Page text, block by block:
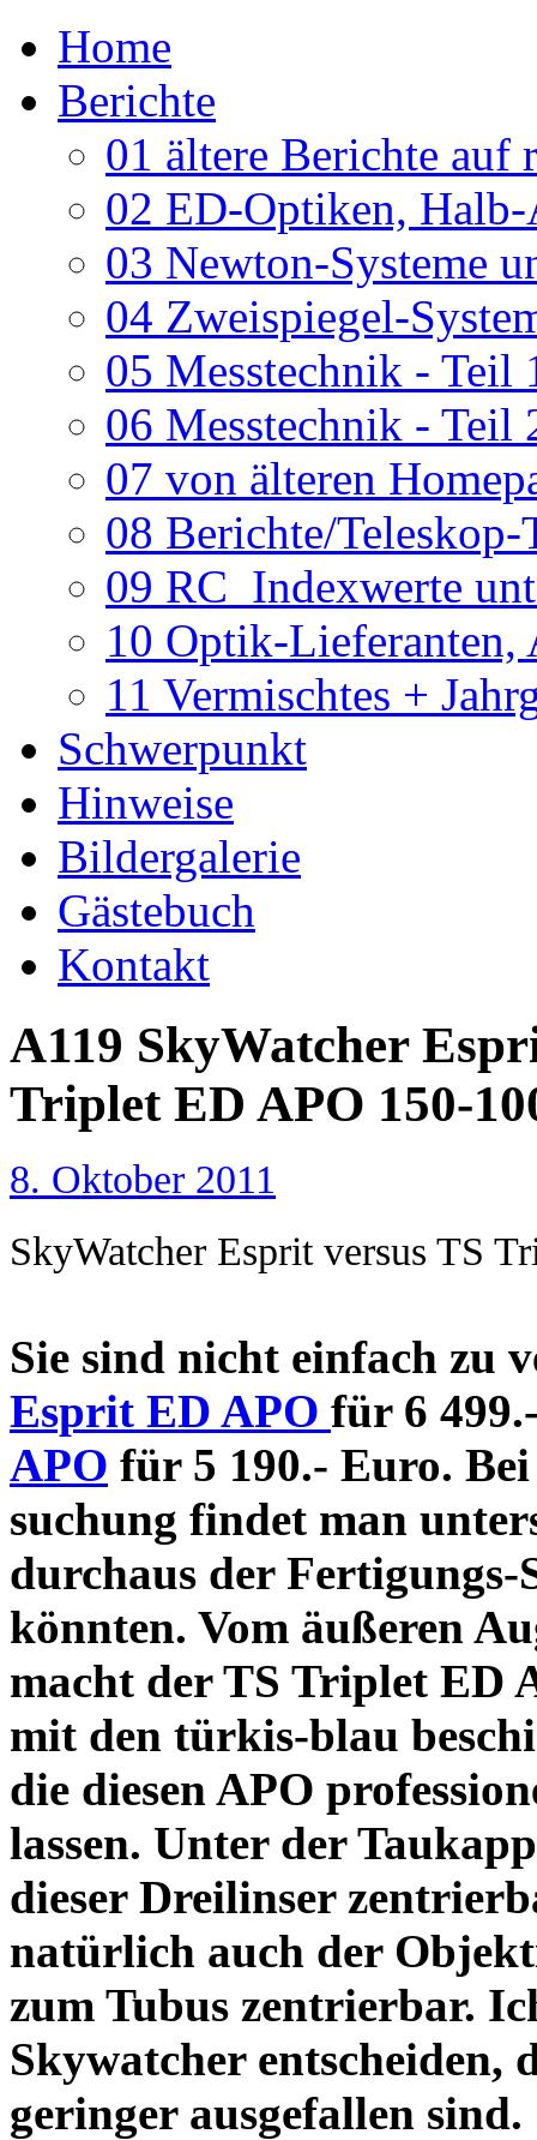
Home
Berichte
01 ältere Berichte auf
02 ED-Optiken, Halb-
03 Newton-Systeme
04 Zweispiegel-
05 Messtechnik - Teil
06 Messtechnik - Teil
07 von älteren
08 Berichte/
09 RC_Indexwerte
10 Optik-Lieferanten,
11 Vermischtes +
Schwerpunkt
Hinweise
Bildergalerie
Gästebuch
Kontakt
A119 SkyWatcher
Triplet ED APO 150-
8. Oktober 2011
SkyWatcher Esprit versus TS
Sie sind nicht einfach zu
Esprit ED APO für 6
APO für 5 190.- Euro.
suchung findet man
durchaus der Fertigungs-
könnten. Vom äußeren
macht der TS Triplet ED
mit den türkis-blau
die diesen APO
lassen. Unter der
dieser Dreilinser
natürlich auch der
zum Tubus zentrierbar.
Skywatcher entscheiden,
geringer ausgefallen sind.